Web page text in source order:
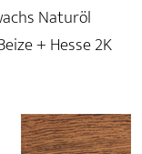
Naturöl
+ Hesse 2K